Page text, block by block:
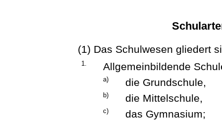
(1) Das Schulwesen gliedert
1. Allgemeinbildende
a) die Grundschule,
b) die Mittelschule,
c) das Gymnasium;